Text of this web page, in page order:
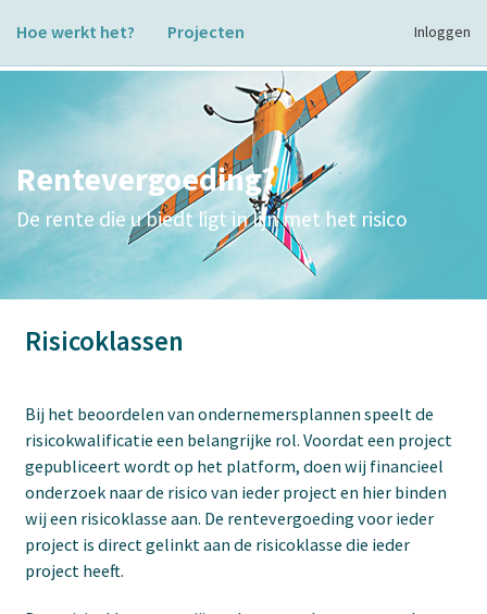
Hoe werkt het? Projecten Inloggen
Rentevergoeding?
De rente die u biedt ligt in lijn met het risico
Risicoklassen
Bij het beoordelen van ondernemersplannen speelt de
risicokwalificatie een belangrijke rol. Voordat een project
gepubliceert wordt op het platform, doen wij financieel
onderzoek naar de risico van ieder project en hier binden
wij een risicoklasse aan. De rentevergoeding voor ieder
project is direct gelinkt aan de risicoklasse die ieder
project heeft.